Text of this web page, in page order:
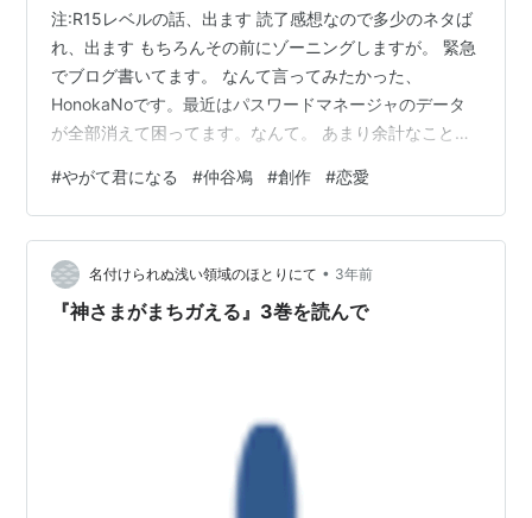
注:R15レベルの話、出ます 読了感想なので多少のネタば
れ、出ます もちろんその前にゾーニングしますが。 緊急
でブログ書いてます。 なんて言ってみたかった、
HonokaNoです。最近はパスワードマネージャのデータ
が全部消えて困ってます。なんて。 あまり余計なことを
になるを読みました。今までアニメは見てたんですけど
ね。 何で急にこのタイミングで熱が入ったかっていう
と、少し自分語りが入りますが。 ふと縁があって、TSx
百合な小説を書くことになりました。その時の資料集
め、それ以上に自分と向き合った時に出てきた作品の一
#やがて君になる #仲谷鳰 #創作 #恋愛
名付けられぬ浅い領域のほとりにて • 3年前
『神さまがまちガえる』3巻を読んで